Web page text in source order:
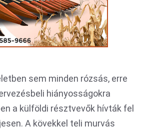
sem minden rózsás, erre
hiányosságokra
a külföldi résztvevők hívták fel
A kövekkel teli murvás